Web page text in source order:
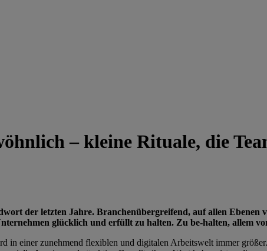
– kleine Rituale, die
der letzten Jahre. Branchenübergreifend, auf allen
glücklich und erfüllt zu halten. Zu be-halten, allem
in einer zunehmend flexiblen und digitalen Arbeitswelt immer